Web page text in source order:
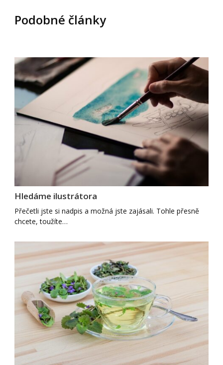
Podobné články
Hledáme ilustrátora
Přečetli jste si nadpis a možná jste zajásali. Tohle přesně
chcete, toužíte…